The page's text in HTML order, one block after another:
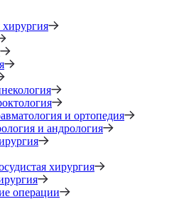
и ортопедия
и андрология
хирургия
операции